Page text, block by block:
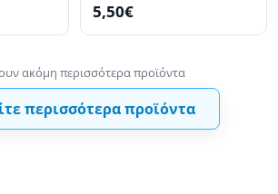
5,50€
περισσότερα προϊόντα